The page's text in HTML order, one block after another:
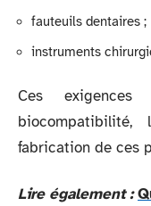
fauteuils dentaires ;
instruments
Ces
fabrication de ces
Lire également :